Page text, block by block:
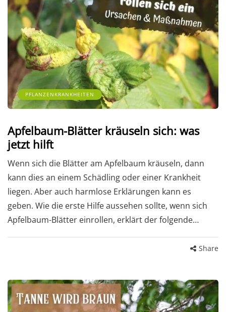
PFLANZENKRANKHEITEN
Apfelbaum-Blätter kräuseln sich: was
jetzt hilft
Wenn sich die Blätter am Apfelbaum kräuseln, dann
kann dies an einem Schädling oder einer Krankheit
liegen. Aber auch harmlose Erklärungen kann es
geben. Wie die erste Hilfe aussehen sollte, wenn sich
Apfelbaum-Blätter einrollen, erklärt der folgende…
Share